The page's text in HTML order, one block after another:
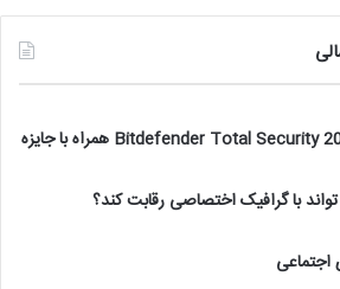
با گرافیک اختصاصی رقابت کند؟
اجتماعی